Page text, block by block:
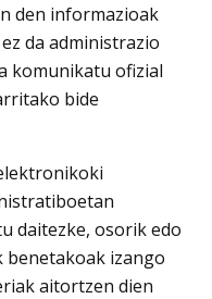
den informazioak
da administrazio
komunikatu ofizial
bide
daitezke, osorik edo
benetakoak izango
aitortzen dien